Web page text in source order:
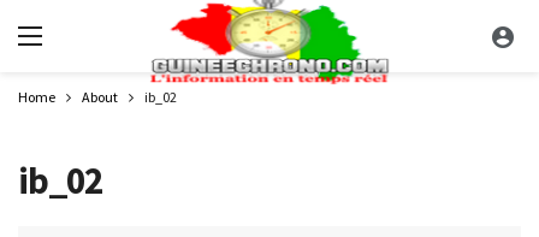
Home About ib_02
ib_02